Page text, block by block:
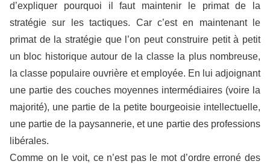
d’expliquer pourquoi il faut maintenir le primat de la
stratégie sur les tactiques. Car c’est en maintenant le
primat de la stratégie que l’on peut construire petit à petit
un bloc historique autour de la classe la plus nombreuse,
la classe populaire ouvrière et employée. En lui adjoignant
une partie des couches moyennes intermédiaires (voire la
majorité), une partie de la petite bourgeoisie intellectuelle,
une partie de la paysannerie, et une partie des professions
libérales.
Comme on le voit, ce n’est pas le mot d’ordre erroné des